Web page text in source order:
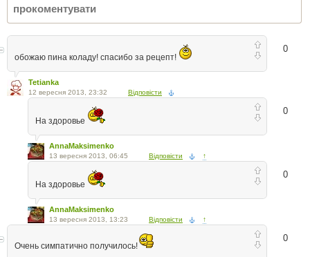
0
обожаю пина коладу! спасибо за рецепт!
Tetianka
12 вересня 2013, 23:32 Відповісти
0
На здоровье
AnnaMaksimenko
13 вересня 2013, 06:45 Відповісти ↑
0
На здоровье
AnnaMaksimenko
13 вересня 2013, 13:23 Відповісти ↑
0
Очень симпатично получилось!